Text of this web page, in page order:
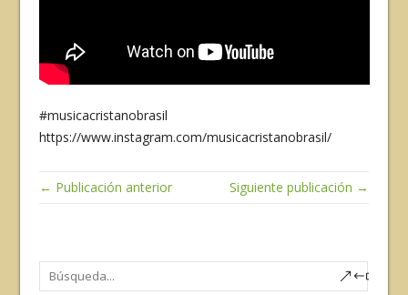
#musicacristanobrasil
https://www.instagram.com/musicacristanobrasil/
← Publicación anterior Siguiente publicación →